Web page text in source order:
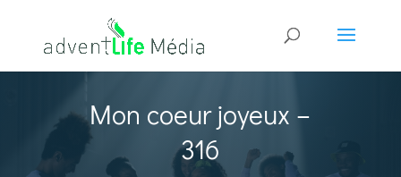
Mon coeur joyeux –
316